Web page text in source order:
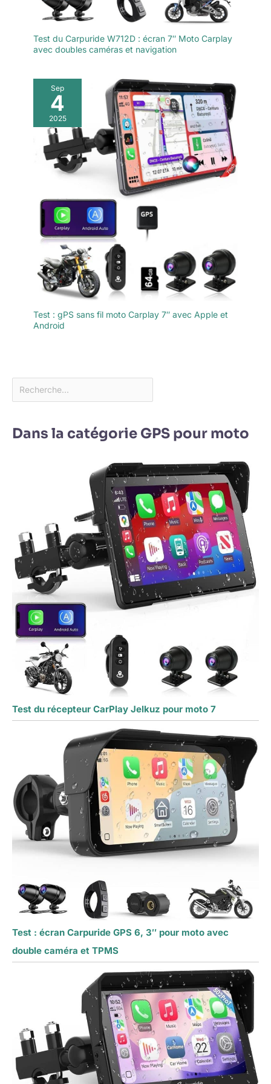
Test du Carpuride W712D : écran 7″ Moto Carplay
avec doubles caméras et navigation
Sep
4
2025
Test : gPS sans fil moto Carplay 7″ avec Apple et
Android
Dans la catégorie GPS pour moto
Test du récepteur CarPlay Jelkuz pour moto 7
Test : écran Carpuride GPS 6, 3″ pour moto avec
double caméra et TPMS